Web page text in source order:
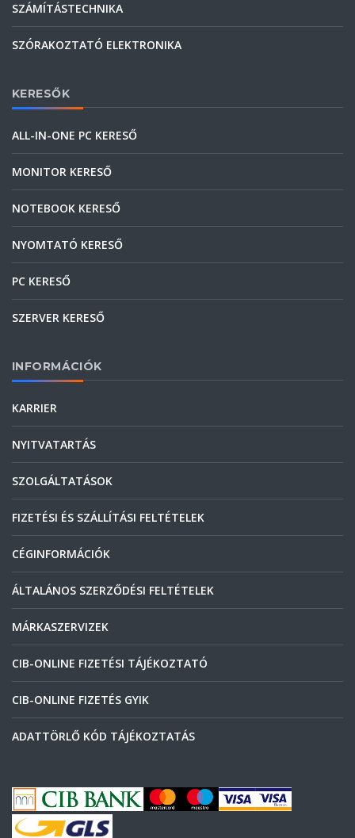
SZÁMÍTÁSTECHNIKA
SZÓRAKOZTATÓ ELEKTRONIKA
KERESŐK
ALL-IN-ONE PC KERESŐ
MONITOR KERESŐ
NOTEBOOK KERESŐ
NYOMTATÓ KERESŐ
PC KERESŐ
SZERVER KERESŐ
INFORMÁCIÓK
KARRIER
NYITVATARTÁS
SZOLGÁLTATÁSOK
FIZETÉSI ÉS SZÁLLÍTÁSI FELTÉTELEK
CÉGINFORMÁCIÓK
ÁLTALÁNOS SZERZŐDÉSI FELTÉTELEK
MÁRKASZERVIZEK
CIB-ONLINE FIZETÉSI TÁJÉKOZTATÓ
CIB-ONLINE FIZETÉS GYIK
ADATTÖRLŐ KÓD TÁJÉKOZTATÁS